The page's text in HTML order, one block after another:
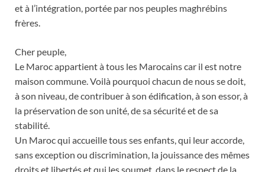
et à l’intégration, portée par nos peuples maghrébins
frères.
Cher peuple,
Le Maroc appartient à tous les Marocains car il est notre
maison commune. Voilà pourquoi chacun de nous se doit,
à son niveau, de contribuer à son édification, à son essor, à
la préservation de son unité, de sa sécurité et de sa
stabilité.
Un Maroc qui accueille tous ses enfants, qui leur accorde,
sans exception ou discrimination, la jouissance des mêmes
droits et libertés et qui les soumet, dans le respect de la